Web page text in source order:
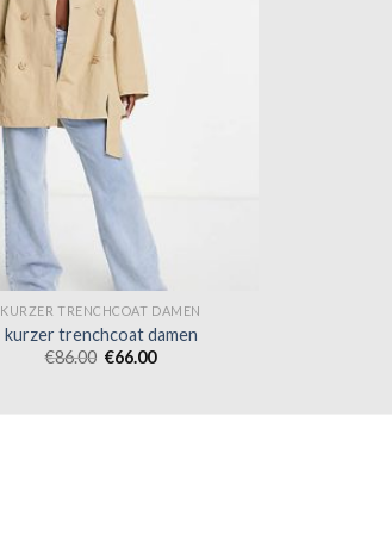
KURZER TRENCHCOAT DAMEN
kurzer trenchcoat damen
€86.00 €66.00